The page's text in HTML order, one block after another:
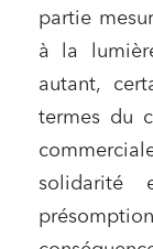
partie
à la
autant,
termes du
solidarité